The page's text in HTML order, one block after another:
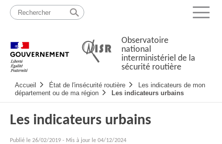
Passer
contenu
Menu
Observatoire
national
interministériel de la
sécurité routière
principale
Accueil État de l'insécurité routière
Les indicateurs de mon
département ou de ma région
Les indicateurs urbains
Les indicateurs urbains
Publié le 26/02/2019 - Mis à jour le 04/12/2024